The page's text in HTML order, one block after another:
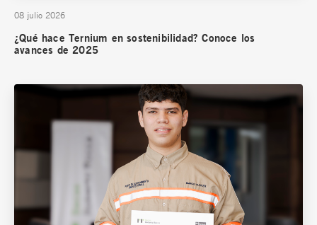
08 julio 2026
¿Qué hace Ternium en sostenibilidad? Conoce los
avances de 2025